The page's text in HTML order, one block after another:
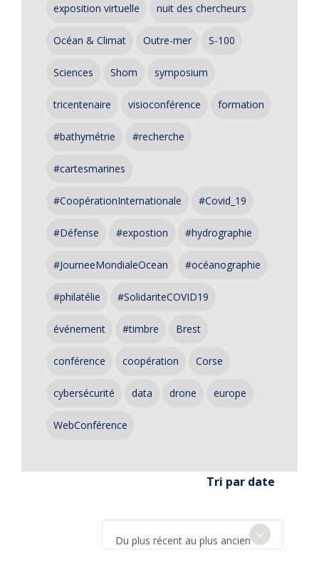
exposition virtuelle nuit des chercheurs
Océan & Climat Outre-mer S-100
Sciences Shom symposium
tricentenaire visioconférence formation
#bathymétrie #recherche
#cartesmarines
#CoopérationInternationale #Covid_19
#Défense #expostion #hydrographie
#JourneeMondialeOcean #océanographie
#philatélie #SolidariteCOVID19
événement #timbre Brest
conférence coopération Corse
cybersécurité data drone europe
WebConférence
Tri par date
Du plus récent au plus ancien